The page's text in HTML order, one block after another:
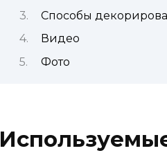
Способы
Видео
Фото